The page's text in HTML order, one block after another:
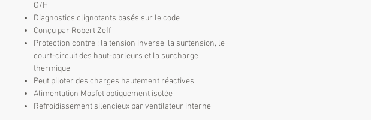
G/H
Diagnostics clignotants basés sur le code
Conçu par Robert Zeff
Protection contre : la tension inverse, la surtension, le
court-circuit des haut-parleurs et la surcharge
thermique
Peut piloter des charges hautement réactives
Alimentation Mosfet optiquement isolée
Refroidissement silencieux par ventilateur interne